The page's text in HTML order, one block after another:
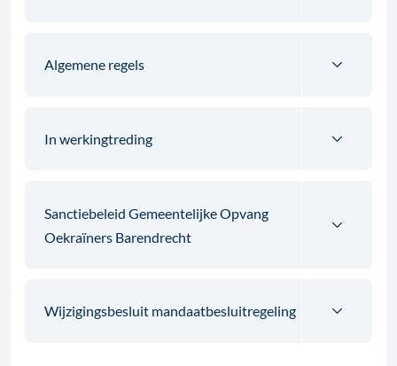
Algemene regels
In werkingtreding
Sanctiebeleid Gemeentelijke Opvang
Oekraïners Barendrecht
Wijzigingsbesluit mandaatbesluitregeling